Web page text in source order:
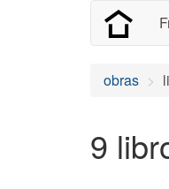
obras
9